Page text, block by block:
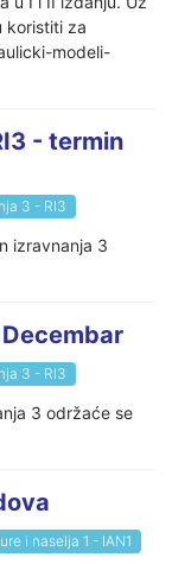
koristiti za
modeli-
- termin
3 - RI3
izravnanja 3
3 - RI3
3 održaće se
i naselja 1 - IAN1